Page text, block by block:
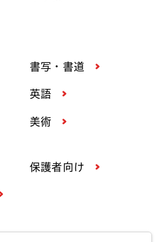
書写・書道
英語
美術
保護者向け